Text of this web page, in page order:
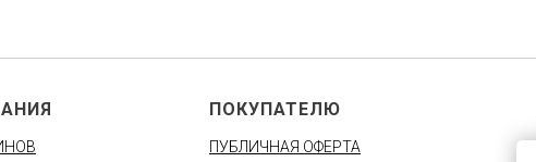
ПОКУПАТЕЛЮ
ПУБЛИЧНАЯ ОФЕРТА